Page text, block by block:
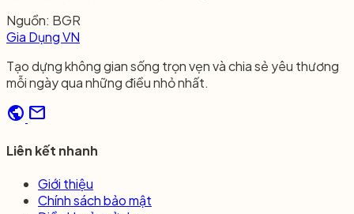
Nguồn: BGR​
Gia Dụng VN
Tạo dựng không gian sống trọn vẹn và chia sẻ yêu thương
mỗi ngày qua những điều nhỏ nhất.
public mail
Liên kết nhanh
Giới thiệu
Chính sách bảo mật